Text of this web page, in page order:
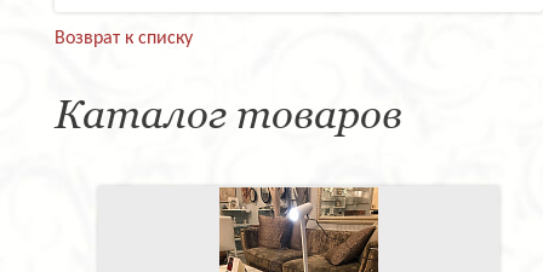
Возврат к списку
Каталог товаров